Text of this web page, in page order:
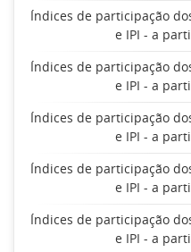
Índices de participação
e IPI - a
Índices de participação
e IPI - a
Índices de participação
e IPI - a
Índices de participação
e IPI - a
Índices de participação
e IPI - a